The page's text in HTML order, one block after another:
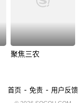
聚焦三农
首页 - 免责 - 用户反馈